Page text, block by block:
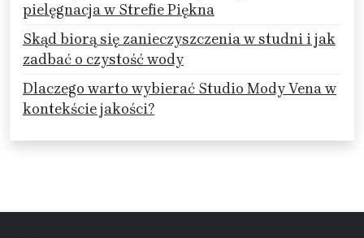
pielęgnacja w Strefie Piękna
Skąd biorą się zanieczyszczenia w studni i jak
zadbać o czystość wody
Dlaczego warto wybierać Studio Mody Vena w
kontekście jakości?